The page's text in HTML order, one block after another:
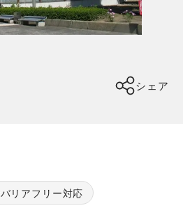
シェア
バリアフリー対応